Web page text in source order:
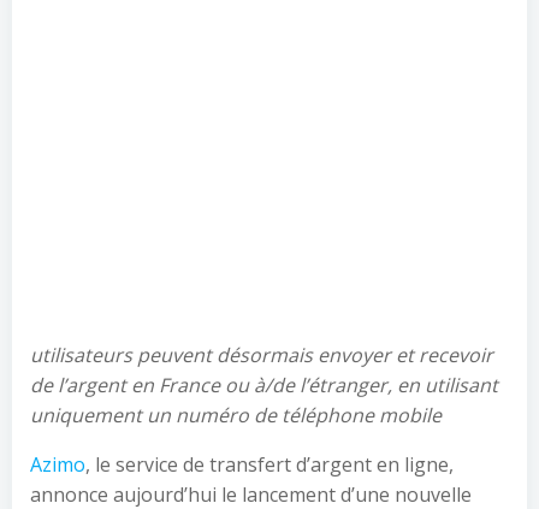
utilisateurs peuvent désormais envoyer et recevoir
de l’argent en France ou à/de l’étranger, en utilisant
uniquement un numéro de téléphone mobile
Azimo, le service de transfert d’argent en ligne,
annonce aujourd’hui le lancement d’une nouvelle